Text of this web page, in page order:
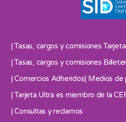
| Tasas, cargos y comisiones Tarjeta
| Tasas, cargos y comisiones
| Comercios Adheridos| Medios de
| Tarjeta Ultra es miembro de la
| Consultas y reclamos